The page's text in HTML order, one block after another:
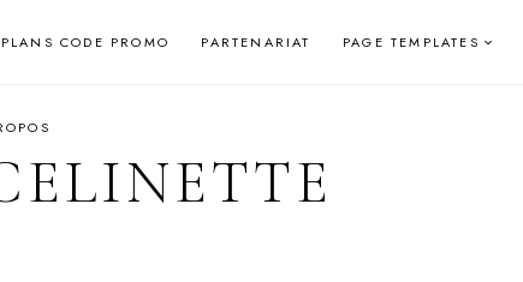
CODE PROMO PARTENARIAT PAGE TEMPLATES